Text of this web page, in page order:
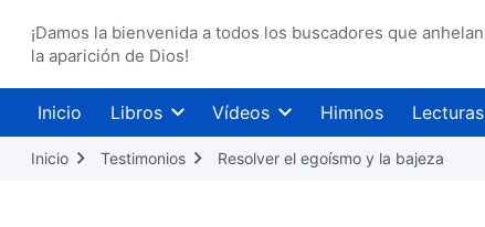
¡Damos la bienvenida a todos los buscadores que anhelan
la aparición de Dios!
Inicio Libros Vídeos Himnos Lecturas
Inicio Testimonios Resolver el egoísmo y la bajeza